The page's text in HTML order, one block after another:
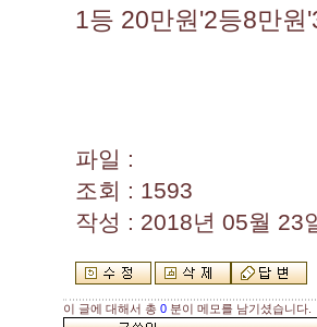
1등 20만원'2등8만
파일 :
조회 : 1593
작성 : 2018년 05월 23
이 글에 대해서 총 0 분이 메모를 남기셨습니다.